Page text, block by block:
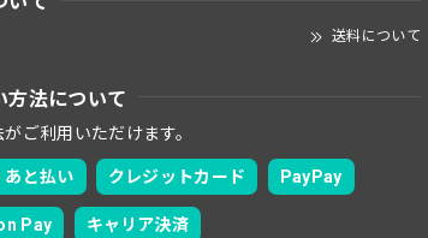
送料について
方法について
ご利用いただけます。
あと払い クレジットカード PayPay
Pay キャリア決済